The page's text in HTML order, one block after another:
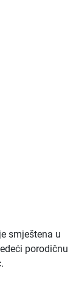
smještena u
porodičnu